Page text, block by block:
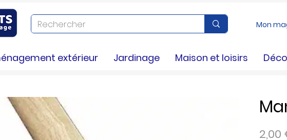
Mon
extérieur Jardinage Maison et loisirs
2,00